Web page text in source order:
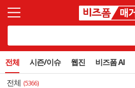
전체 시즌/이슈 웹진 비즈폼 AI
전체 (5366)